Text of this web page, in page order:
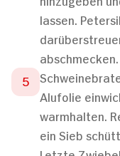
lassen.
abschmecken.
Alufolie
warmhalten.
ein Sieb